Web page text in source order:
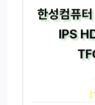
한성컴퓨
IPS
[